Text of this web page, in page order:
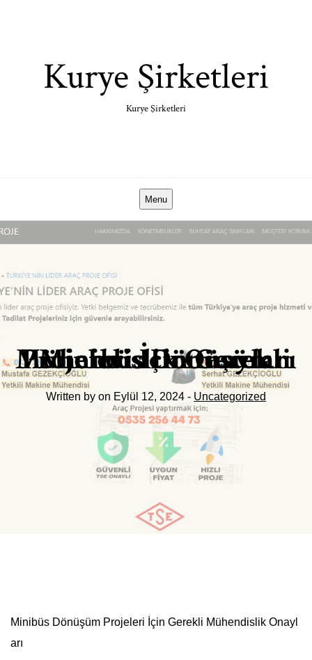
Kurye Şirketleri
Kurye Şirketleri
Menu
Minibüs Dönüşüm Projeleri İçin Gerekli Mühendislik Onayları
Written by on Eylül 12, 2024 - Uncategorized
Minibüs Dönüşüm Projeleri İçin Gerekli Mühendislik Onayl
arı